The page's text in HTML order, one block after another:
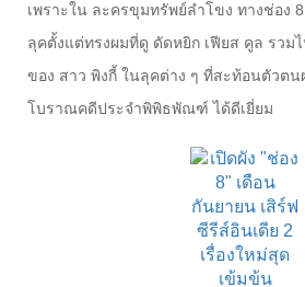
เพราะใน ละครขุมทรัพย์ลำโขง ทางช่อง
ลุคตั้งแต่ทรงผมที่ดู ดัดหยิก เฟียส คูล รวม
ของ สาว พิงกี้ ในลุคต่าง ๆ ที่สะท้อนตัวต
โบราณคดีประจำพิพิธพัณฑ์ ได้ดีเยี่ยม